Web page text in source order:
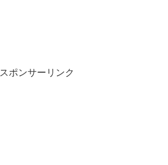
スポンサーリンク